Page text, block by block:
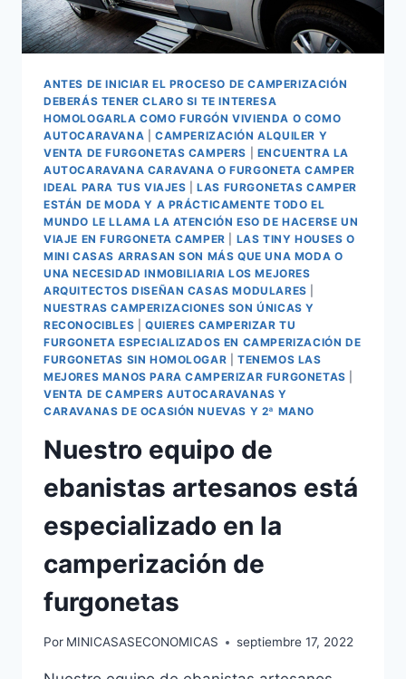
ANTES DE INICIAR EL PROCESO DE CAMPERIZACIÓN
DEBERÁS TENER CLARO SI TE INTERESA
HOMOLOGARLA COMO FURGÓN VIVIENDA O COMO
AUTOCARAVANA
CAMPERIZACIÓN ALQUILER Y
VENTA DE FURGONETAS CAMPERS
ENCUENTRA LA
AUTOCARAVANA CARAVANA O FURGONETA CAMPER
IDEAL PARA TUS VIAJES |LAS FURGONETAS CAMPER
ESTÁN DE MODA Y A PRÁCTICAMENTE TODO EL
MUNDO LE LLAMA LA ATENCIÓN ESO DE HACERSE UN
VIAJE EN FURGONETA CAMPER
LAS TINY HOUSES O
MINI CASAS ARRASAN SON MÁS QUE UNA MODA O
UNA NECESIDAD INMOBILIARIA LOS MEJORES
ARQUITECTOS DISEÑAN CASAS MODULARES
NUESTRAS CAMPERIZACIONES SON ÚNICAS Y
RECONOCIBLES
QUIERES CAMPERIZAR TU
FURGONETA ESPECIALIZADOS EN CAMPERIZACIÓN DE
FURGONETAS SIN HOMOLOGAR |TENEMOS LAS
MEJORES MANOS PARA CAMPERIZAR FURGONETAS
VENTA DE CAMPERS AUTOCARAVANAS Y
CARAVANAS DE OCASIÓN NUEVAS Y 2ª MANO
Nuestro equipo de
ebanistas artesanos está
especializado en la
camperización de
furgonetas
Por MINICASASECONOMICAS septiembre 17, 2022